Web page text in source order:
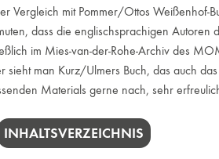
Vergleich mit Pommer/Ottos Weißenhof-
dass die englischsprachigen
im Mies-van-der-Rohe-Archiv des
sieht man Kurz/Ulmers Buch, das auch
Materials gerne nach, sehr
INHALTSVERZEICHNIS